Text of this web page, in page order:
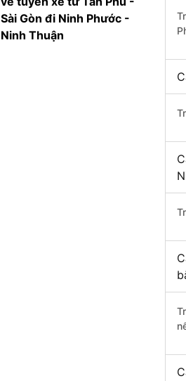
Sài Gòn đi Ninh Phước -
Ninh Thuận